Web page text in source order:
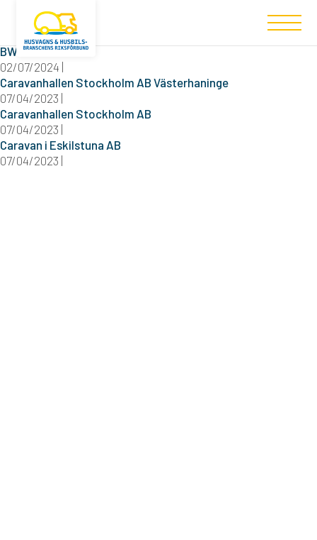
Filtered (4)
BW Fritid
02/07/2024 |
Caravanhallen Stockholm AB Västerhaninge
07/04/2023 |
Caravanhallen Stockholm AB
07/04/2023 |
Caravan i Eskilstuna AB
07/04/2023 |